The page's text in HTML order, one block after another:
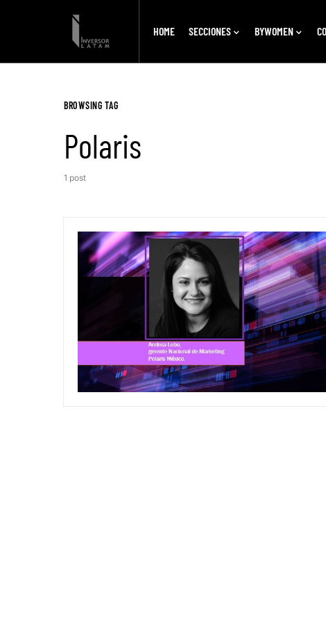
HOME SECCIONES BYWOMEN
BROWSING TAG
Polaris
1 post